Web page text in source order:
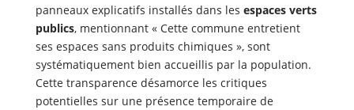
panneaux explicatifs installés dans les espaces verts
publics, mentionnant « Cette commune entretient
ses espaces sans produits chimiques », sont
systématiquement bien accueillis par la population.
Cette transparence désamorce les critiques
potentielles sur une présence temporaire de